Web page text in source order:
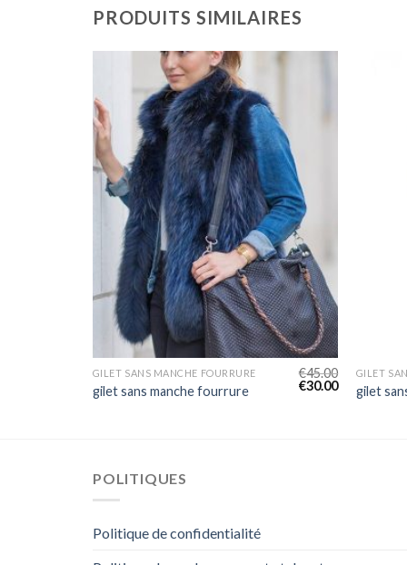
PRODUITS SIMILAIRES
GILET SANS MANCHE FOURRURE
gilet sans manche fourrure
€45.00
€30.00
GILET
gilet
POLITIQUES
Politique de confidentialité